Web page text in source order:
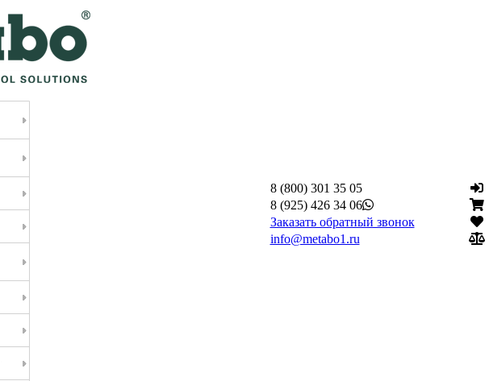
8 (800) 301 35 05
8 (925) 426 34 06
Заказать обратный звонок
info@metabo1.ru